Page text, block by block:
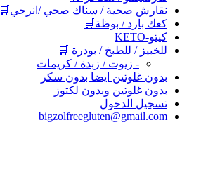
نقارش صحية / سناك صحي /انرجي🛒
كعك بارد / بوظة🛒
كيتو-KETO
للخبيز / للطبخ / بودرة 🛒
- زيوت / زبدة / كريمات
بدون غلوتين ايضا بدون سكر
بدون غلوتين وبدون لكتوز
تسجيل الدخول
bigzolfreegluten@gmail.com